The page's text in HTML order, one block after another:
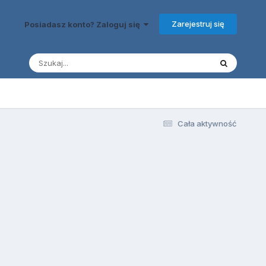
Posiadasz konto? Zaloguj się Zarejestruj się
Cała aktywność